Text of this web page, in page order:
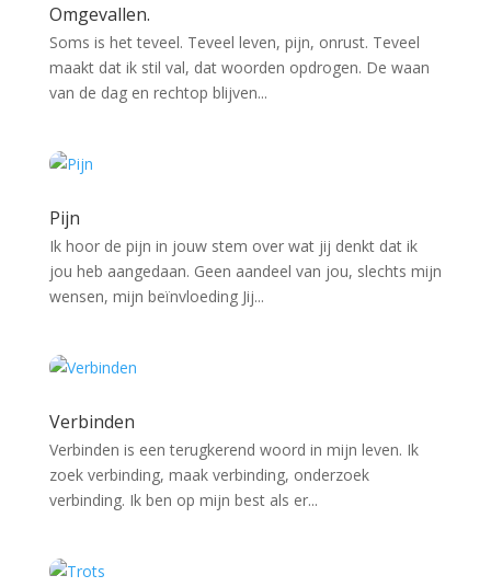
Omgevallen.
Soms is het teveel. Teveel leven, pijn, onrust. Teveel
maakt dat ik stil val, dat woorden opdrogen. De waan
van de dag en rechtop blijven...
Pijn
Ik hoor de pijn in jouw stem over wat jij denkt dat ik
jou heb aangedaan. Geen aandeel van jou, slechts mijn
wensen, mijn beïnvloeding Jij...
Verbinden
Verbinden is een terugkerend woord in mijn leven. Ik
zoek verbinding, maak verbinding, onderzoek
verbinding. Ik ben op mijn best als er...